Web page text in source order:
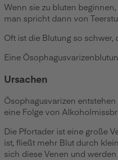
Wenn sie zu bluten
man spricht dann von
Oft ist die Blutung so
Eine
Ursachen
Ösophagusvarizen
eine Folge von
Die Pfortader ist eine große
ist, fließt mehr Blut durch
sich diese Venen und